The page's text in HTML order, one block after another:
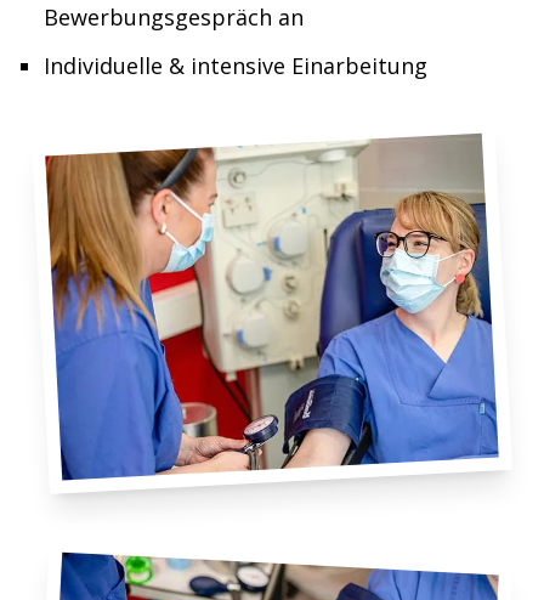
Bewerbungsgespräch an
Individuelle & intensive Einarbeitung